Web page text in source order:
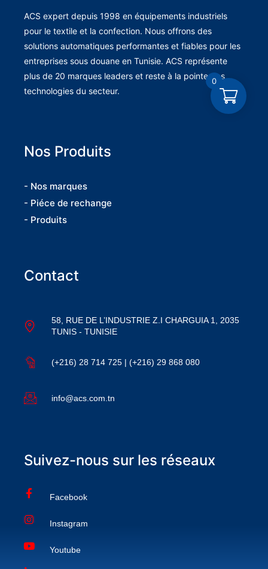
ACS expert depuis 1998 en équipements industriels
pour le textile et la confection. Nous offrons des
solutions automatiques performantes et fiables pour les
entreprises sous douane en Tunisie. ACS représente
plus de 20 marques leaders et reste à la pointe des
technologies du secteur.
Nos Produits
- Nos marques
- Piéce de rechange
- Produits
Contact
58, RUE DE L’INDUSTRIE Z.I CHARGUIA 1, 2035
TUNIS - TUNISIE
(+216) 28 714 725 | (+216) 29 868 080
info@acs.com.tn
Suivez-nous sur les réseaux
Facebook
Instagram
Youtube
0